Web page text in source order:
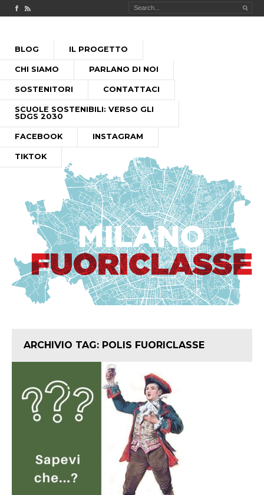
Check out our Facebook page
MILANO FUORICLASSE RSS feed
MENU PRINCIPALE
PASSA
CONTENUTO
BLOG IL PROGETTO
CHI SIAMO PARLANO DI NOI
SOSTENITORI CONTATTACI
SCUOLE SOSTENIBILI: VERSO GLI
SDGS 2030
FACEBOOK INSTAGRAM
TIKTOK
ARCHIVIO TAG: POLIS FUORICLASSE